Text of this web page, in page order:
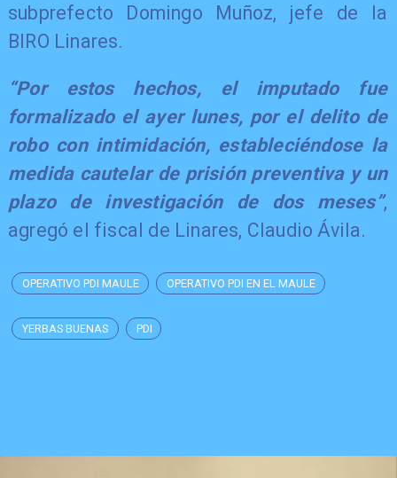
subprefecto Domingo Muñoz, jefe de la
BIRO Linares.
​“Por estos hechos, el imputado fue
formalizado el ayer lunes, por el delito de
robo con intimidación, estableciéndose la
medida cautelar de prisión preventiva y un
plazo de investigación de dos meses”,
agregó el fiscal de Linares, Claudio Ávila.
OPERATIVO PDI MAULE OPERATIVO PDI EN EL MAULE
YERBAS BUENAS PDI